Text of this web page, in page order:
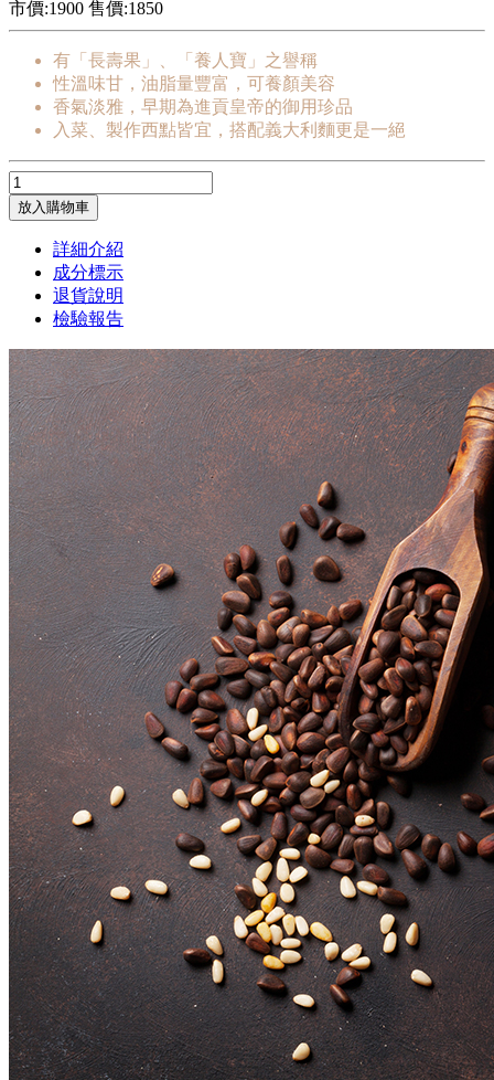
市價:1900 售價:1850
有「長壽果」、「養人寶」之譽稱
性溫味甘，油脂量豐富，可養顏美容
香氣淡雅，早期為進貢皇帝的御用珍品
入菜、製作西點皆宜，搭配義大利麵更是一絕
放入購物車
詳細介紹
成分標示
退貨說明
檢驗報告